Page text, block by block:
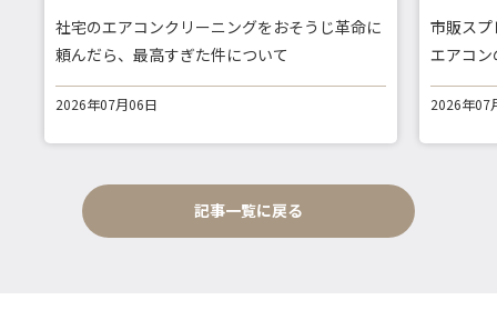
社宅のエアコンクリーニングをおそうじ革命に
頼んだら、最高すぎた件について
2026年07月06日
市販ス
エアコ
2026年07
記事一覧に戻る